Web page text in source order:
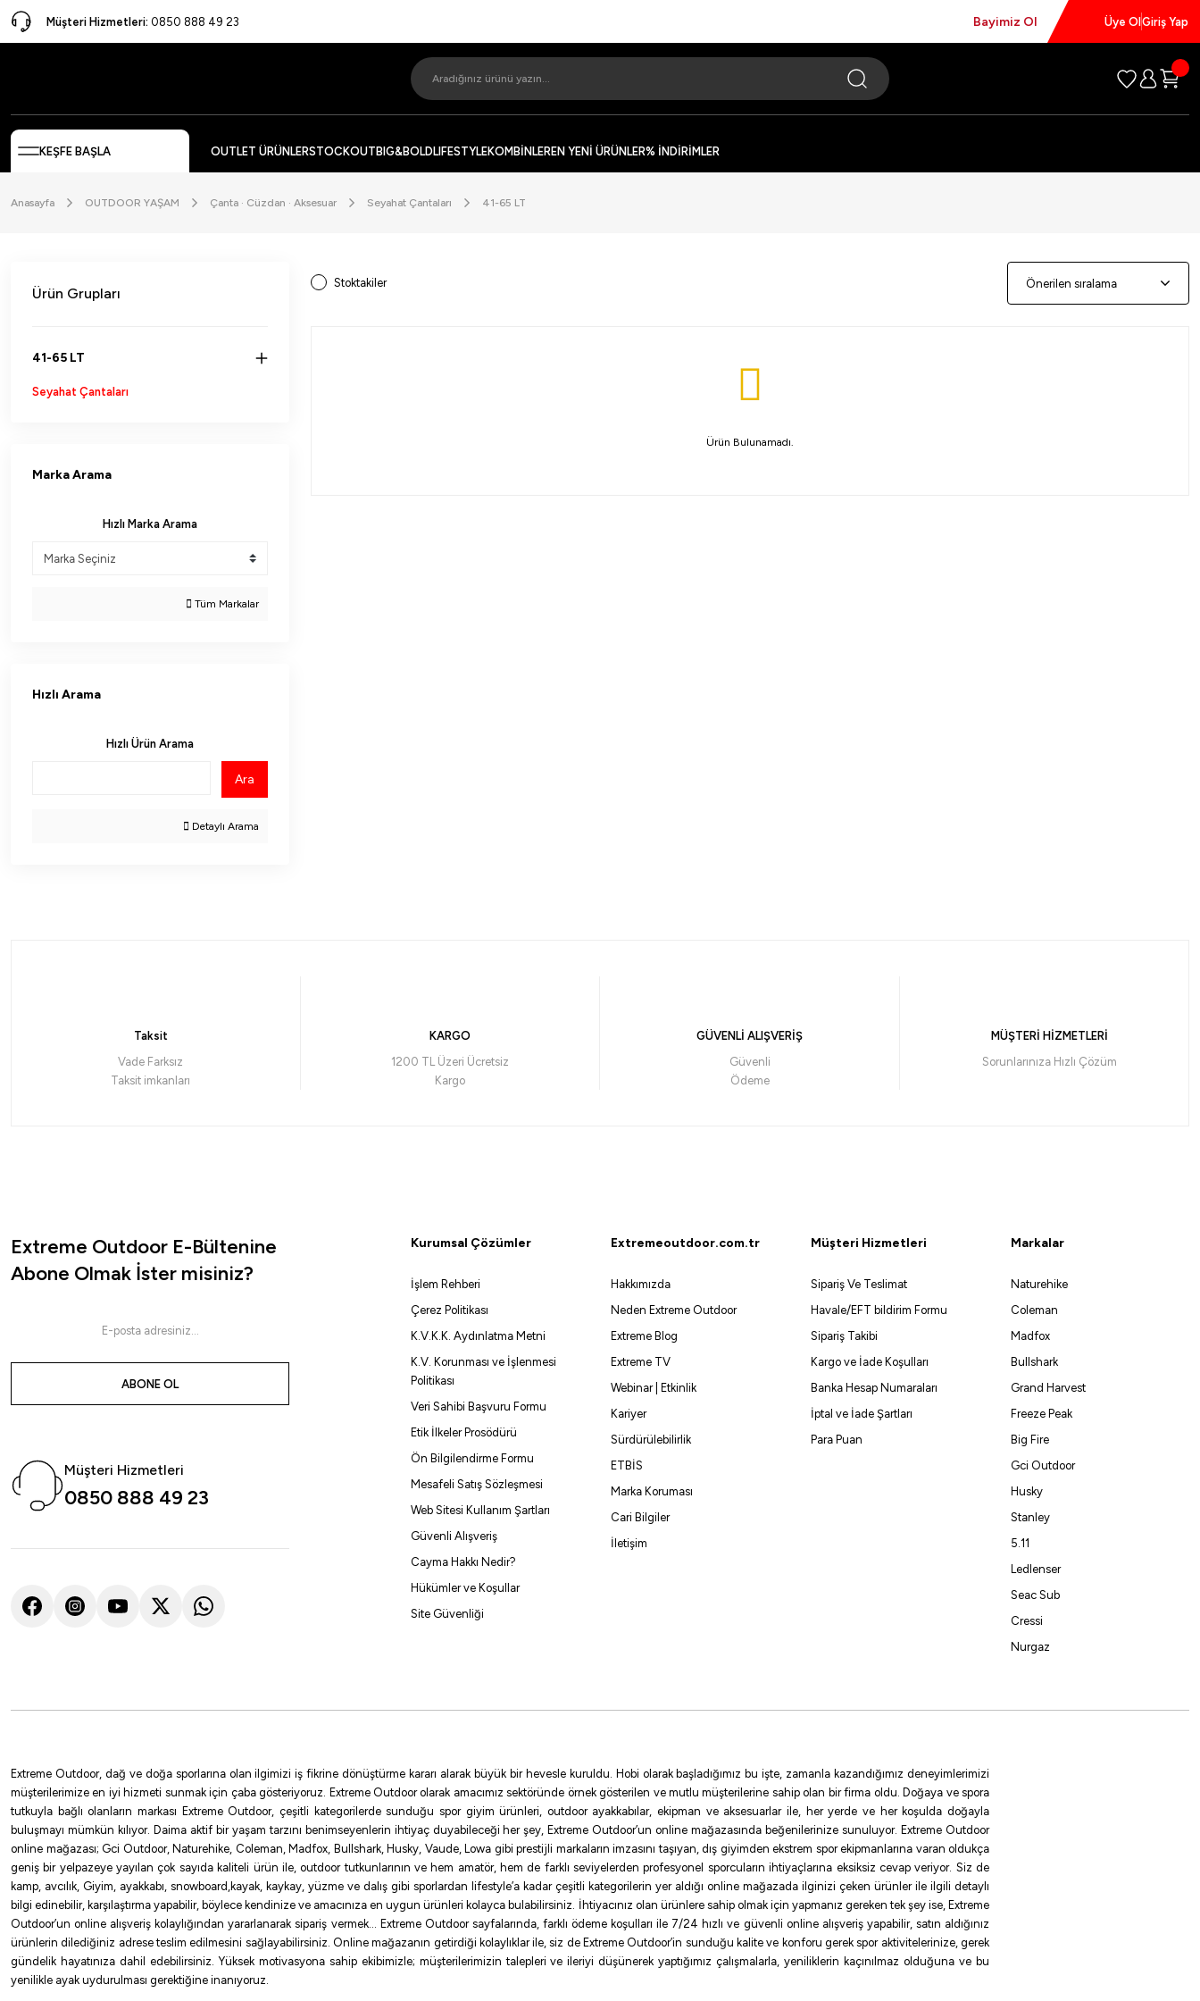
Müşteri Hizmetleri: 0850 888 49 23 Bayimiz Ol Üye OlGiriş Yap
KEŞFE BAŞLA OUTLET ÜRÜNLERSTOCKOUTBIG&BOLDLIFESTYLEKOMBİNLEREN YENİ ÜRÜNLER% İNDİRİMLER
Anasayfa OUTDOOR YAŞAM Çanta · Cüzdan · Aksesuar Seyahat Çantaları 41-65 LT
Ürün Grupları
41-65 LT
Seyahat Çantaları
Marka Arama
Hızlı Marka Arama
Tüm Markalar
Hızlı Arama
Hızlı Ürün Arama
Ara
Detaylı Arama
Stoktakiler
Ürün Bulunamadı.
Taksit
Vade Farksız
Taksit imkanları
KARGO
1200 TL Üzeri Ücretsiz
Kargo
GÜVENLİ ALIŞVERİŞ
Güvenli
Ödeme
MÜŞTERİ HİZMETLERİ
Sorunlarınıza Hızlı Çözüm
Extreme Outdoor E-Bültenine
Abone Olmak İster misiniz?
ABONE OL
Müşteri Hizmetleri
0850 888 49 23
Kurumsal Çözümler
İşlem Rehberi
Çerez Politikası
K.V.K.K. Aydınlatma Metni
K.V. Korunması ve İşlenmesi
Politikası
Veri Sahibi Başvuru Formu
Etik İlkeler Prosödürü
Ön Bilgilendirme Formu
Mesafeli Satış Sözleşmesi
Web Sitesi Kullanım Şartları
Güvenli Alışveriş
Cayma Hakkı Nedir?
Hükümler ve Koşullar
Site Güvenliği
Extremeoutdoor.com.tr
Hakkımızda
Neden Extreme Outdoor
Extreme Blog
Extreme TV
Webinar | Etkinlik
Kariyer
Sürdürülebilirlik
ETBİS
Marka Koruması
Cari Bilgiler
İletişim
Müşteri Hizmetleri
Sipariş Ve Teslimat
Havale/EFT bildirim Formu
Sipariş Takibi
Kargo ve İade Koşulları
Banka Hesap Numaraları
İptal ve İade Şartları
Para Puan
Markalar
Naturehike
Coleman
Madfox
Bullshark
Grand Harvest
Freeze Peak
Big Fire
Gci Outdoor
Husky
Stanley
5.11
Ledlenser
Seac Sub
Cressi
Nurgaz
Extreme Outdoor, dağ ve doğa sporlarına olan ilgimizi iş fikrine dönüştürme kararı alarak büyük bir hevesle kuruldu. Hobi olarak başladığımız bu işte, zamanla kazandığımız deneyimlerimizi
müşterilerimize en iyi hizmeti sunmak için çaba gösteriyoruz. Extreme Outdoor olarak amacımız sektöründe örnek gösterilen ve mutlu müşterilerine sahip olan bir firma oldu. Doğaya ve spora
tutkuyla bağlı olanların markası Extreme Outdoor, çeşitli kategorilerde sunduğu spor giyim ürünleri, outdoor ayakkabılar, ekipman ve aksesuarlar ile, her yerde ve her koşulda doğayla
buluşmayı mümkün kılıyor. Daima aktif bir yaşam tarzını benimseyenlerin ihtiyaç duyabileceği her şey, Extreme Outdoor’un online mağazasında beğenilerinize sunuluyor. Extreme Outdoor
online mağazası; Gci Outdoor, Naturehike, Coleman, Madfox, Bullshark, Husky, Vaude, Lowa gibi prestijli markaların imzasını taşıyan, dış giyimden ekstrem spor ekipmanlarına varan oldukça
geniş bir yelpazeye yayılan çok sayıda kaliteli ürün ile, outdoor tutkunlarının ve hem amatör, hem de farklı seviyelerden profesyonel sporcuların ihtiyaçlarına eksiksiz cevap veriyor. Siz de
kamp, avcılık, Giyim, ayakkabı, snowboard,kayak, kaykay, yüzme ve dalış gibi sporlardan lifestyle’a kadar çeşitli kategorilerin yer aldığı online mağazada ilginizi çeken ürünler ile ilgili detaylı
bilgi edinebilir, karşılaştırma yapabilir, böylece kendinize ve amacınıza en uygun ürünleri kolayca bulabilirsiniz. İhtiyacınız olan ürünlere sahip olmak için yapmanız gereken tek şey ise, Extreme
Outdoor’un online alışveriş kolaylığından yararlanarak sipariş vermek… Extreme Outdoor sayfalarında, farklı ödeme koşulları ile 7/24 hızlı ve güvenli online alışveriş yapabilir, satın aldığınız
ürünlerin dilediğiniz adrese teslim edilmesini sağlayabilirsiniz. Online mağazanın getirdiği kolaylıklar ile, siz de Extreme Outdoor’in sunduğu kalite ve konforu gerek spor aktivitelerinize, gerek
gündelik hayatınıza dahil edebilirsiniz. Yüksek motivasyona sahip ekibimizle; müşterilerimizin talepleri ve ileriyi düşünerek yaptığımız çalışmalarla, yeniliklerin kaçınılmaz olduğuna ve bu
yenilikle ayak uydurulması gerektiğine inanıyoruz.